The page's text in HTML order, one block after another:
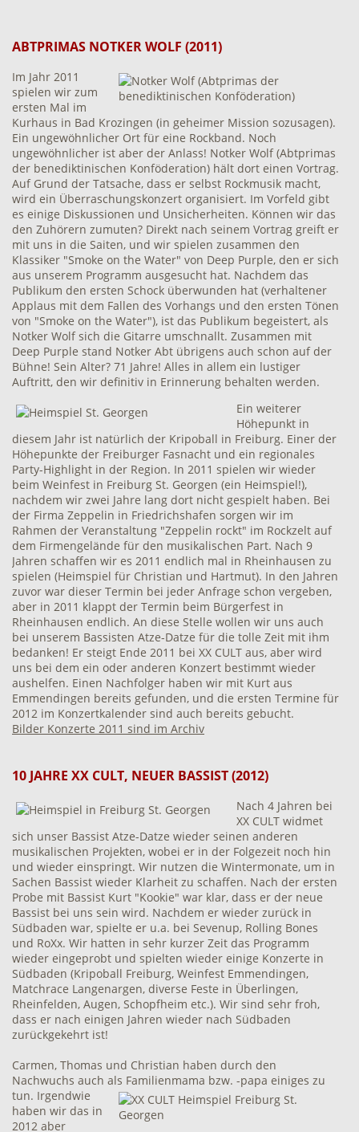
ABTPRIMAS NOTKER WOLF (2011)
Im Jahr 2011
spielen wir zum
ersten Mal im
Kurhaus in Bad Krozingen (in geheimer Mission sozusagen).
Ein ungewöhnlicher Ort für eine Rockband. Noch
ungewöhnlicher ist aber der Anlass! Notker Wolf (Abtprimas
der benediktinischen Konföderation) hält dort einen Vortrag.
Auf Grund der Tatsache, dass er selbst Rockmusik macht,
wird ein Überraschungskonzert organisiert. Im Vorfeld gibt
es einige Diskussionen und Unsicherheiten. Können wir das
den Zuhörern zumuten? Direkt nach seinem Vortrag greift er
mit uns in die Saiten, und wir spielen zusammen den
Klassiker "Smoke on the Water" von Deep Purple, den er sich
aus unserem Programm ausgesucht hat. Nachdem das
Publikum den ersten Schock überwunden hat (verhaltener
Applaus mit dem Fallen des Vorhangs und den ersten Tönen
von "Smoke on the Water"), ist das Publikum begeistert, als
Notker Wolf sich die Gitarre umschnallt. Zusammen mit
Deep Purple stand Notker Abt übrigens auch schon auf der
Bühne! Sein Alter? 71 Jahre! Alles in allem ein lustiger
Auftritt, den wir definitiv in Erinnerung behalten werden.
Ein weiterer
Höhepunkt in
diesem Jahr ist natürlich der Kripoball in Freiburg. Einer der
Höhepunkte der Freiburger Fasnacht und ein regionales
Party-Highlight in der Region. In 2011 spielen wir wieder
beim Weinfest in Freiburg St. Georgen (ein Heimspiel!),
nachdem wir zwei Jahre lang dort nicht gespielt haben. Bei
der Firma Zeppelin in Friedrichshafen sorgen wir im
Rahmen der Veranstaltung "Zeppelin rockt" im Rockzelt auf
dem Firmengelände für den musikalischen Part. Nach 9
Jahren schaffen wir es 2011 endlich mal in Rheinhausen zu
spielen (Heimspiel für Christian und Hartmut). In den Jahren
zuvor war dieser Termin bei jeder Anfrage schon vergeben,
aber in 2011 klappt der Termin beim Bürgerfest in
Rheinhausen endlich. An diese Stelle wollen wir uns auch
bei unserem Bassisten Atze-Datze für die tolle Zeit mit ihm
bedanken! Er steigt Ende 2011 bei XX CULT aus, aber wird
uns bei dem ein oder anderen Konzert bestimmt wieder
aushelfen. Einen Nachfolger haben wir mit Kurt aus
Emmendingen bereits gefunden, und die ersten Termine für
2012 im Konzertkalender sind auch bereits gebucht.
Bilder Konzerte 2011 sind im Archiv
10 JAHRE XX CULT, NEUER BASSIST (2012)
Nach 4 Jahren bei
XX CULT widmet
sich unser Bassist Atze-Datze wieder seinen anderen
musikalischen Projekten, wobei er in der Folgezeit noch hin
und wieder einspringt. Wir nutzen die Wintermonate, um in
Sachen Bassist wieder Klarheit zu schaffen. Nach der ersten
Probe mit Bassist Kurt "Kookie" war klar, dass er der neue
Bassist bei uns sein wird. Nachdem er wieder zurück in
Südbaden war, spielte er u.a. bei Sevenup, Rolling Bones
und RoXx. Wir hatten in sehr kurzer Zeit das Programm
wieder eingeprobt und spielten wieder einige Konzerte in
Südbaden (Kripoball Freiburg, Weinfest Emmendingen,
Matchrace Langenargen, diverse Feste in Überlingen,
Rheinfelden, Augen, Schopfheim etc.). Wir sind sehr froh,
dass er nach einigen Jahren wieder nach Südbaden
zurückgekehrt ist!
Carmen, Thomas und Christian haben durch den
Nachwuchs auch als Familienmama bzw. -papa einiges zu
tun. Irgendwie
haben wir das in
2012 aber